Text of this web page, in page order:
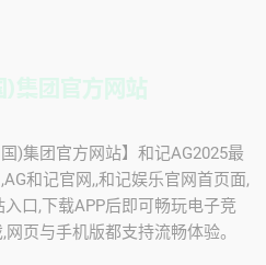
)集团官方网站】和记AG2025最
和记官网,,和记娱乐官网首页面,
口,下载APP后即可畅玩电子竞
页与手机版都支持流畅体验。